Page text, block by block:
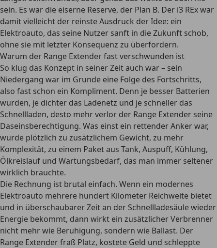
sein. Es war die eiserne Reserve, der Plan B. Der i3 REx war
damit vielleicht der reinste Ausdruck der Idee: ein
Elektroauto, das seine Nutzer sanft in die Zukunft schob,
ohne sie mit letzter Konsequenz zu überfordern.
Warum der Range Extender fast verschwunden ist
So klug das Konzept in seiner Zeit auch war – sein
Niedergang war im Grunde eine Folge des Fortschritts,
also fast schon ein Kompliment. Denn je besser Batterien
wurden, je dichter das Ladenetz und je schneller das
Schnellladen, desto mehr verlor der Range Extender seine
Daseinsberechtigung. Was einst ein rettender Anker war,
wurde plötzlich zu zusätzlichem Gewicht, zu mehr
Komplexität, zu einem Paket aus Tank, Auspuff, Kühlung,
Ölkreislauf und Wartungsbedarf, das man immer seltener
wirklich brauchte.
Die Rechnung ist brutal einfach. Wenn ein modernes
Elektroauto mehrere hundert Kilometer Reichweite bietet
und in überschaubarer Zeit an der Schnellladesäule wieder
Energie bekommt, dann wirkt ein zusätzlicher Verbrenner
nicht mehr wie Beruhigung, sondern wie Ballast. Der
Range Extender fraß Platz, kostete Geld und schleppte